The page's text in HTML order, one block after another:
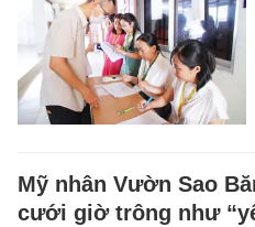
Mỹ nhân Vườn Sao
cưới giờ trông như